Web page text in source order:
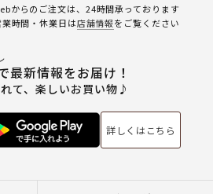
からのご注文は、24時間承っております
時間・休業日は店舗情報をご覧ください
最新情報をお届け！
て、楽しいお買い物♪
詳しくはこちら